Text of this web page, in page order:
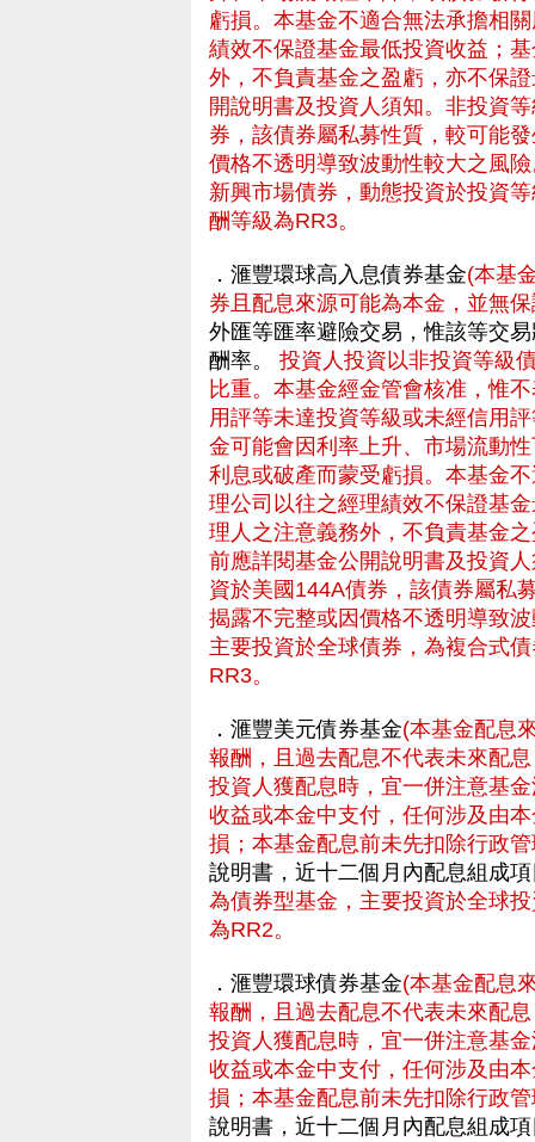
虧損。本基金不適合無法承擔相
績效不保證基金最低投資收益；
外，不負責基金之盈虧，亦不保
開說明書及投資人須知。非投資
券，該債券屬私募性質，較可能
價格不透明導致波動性較大之風
新興市場債券，動態投資於投資
酬等級為RR3。
．滙豐環球高入息債券基金(本基
券且配息來源可能為本金，並無
外匯等匯率避險交易，惟該等交
酬率。 投資人投資以非投資等級
比重。本基金經金管會核准，惟
用評等未達投資等級或未經信用
金可能會因利率上升、市場流動
利息或破產而蒙受虧損。本基金
理公司以往之經理績效不保證基
理人之注意義務外，不負責基金
前應詳閱基金公開說明書及投資
資於美國144A債券，該債券屬私
揭露不完整或因價格不透明導致
主要投資於全球債券，為複合式
RR3。
．滙豐美元債券基金(本基金配息
報酬，且過去配息不代表未來配
投資人獲配息時，宜一併注意基
收益或本金中支付，任何涉及由
損；本基金配息前未先扣除行政
說明書，近十二個月內配息組成
為債券型基金，主要投資於全球
為RR2。
．滙豐環球債券基金(本基金配息
報酬，且過去配息不代表未來配
投資人獲配息時，宜一併注意基
收益或本金中支付，任何涉及由
損；本基金配息前未先扣除行政
說明書，近十二個月內配息組成